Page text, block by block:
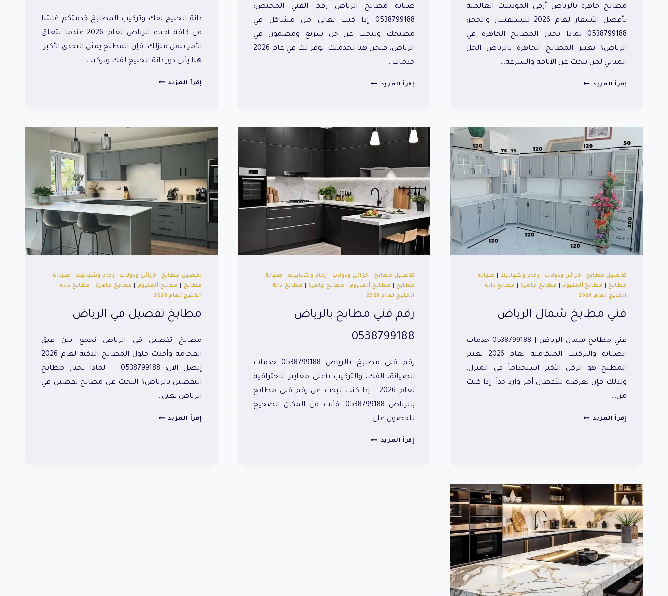
مطابخ جاهزة بالرياض أرقى الموديلات العالمية
بأفضل الأسعار لعام 2026 للاستفسار والحجز:
0538799188 لماذا تختار المطابخ الجاهزة في
الرياض؟ تعتبر المطابخ الجاهزة بالرياض الحل
المثالي لمن يبحث عن الأناقة والسرعة…
إقرأ المزيد مطابخ
صيانة مطابخ الرياض رقم الفني المختص:
0538799188 إذا كنت تعاني من مشاكل في
مطبخك وتبحث عن حل سريع ومضمون في
الرياض، فنحن هنا لخدمتك. نوفر لك في عام 2026
خدمات…
إقرأ المزيد صيانة
دانة الخليج لفك وتركيب المطابخ خدمتكم غايتنا
في كافة أحياء الرياض لعام 2026 عندما يتعلق
الأمر بنقل منزلك، فإن المطبخ يمثل التحدي الأكبر.
هنا يأتي دور دانة الخليج لفك وتركيب…
إقرأ المزيد دانة
المطابخ
تفصيل مطابخ خزائن ودولاب رخام وشبابيك
صيانة
مطابخ| مطابخ ألمنيوم| مطابخ جاهزة|
مطابخ دانة
الخليج لعام 2026
فني مطابخ شمال الرياض
فني مطابخ شمال الرياض | 0538799188 خدمات
الصيانة والتركيب المتكاملة لعام 2026 يعتبر
المطبخ هو الركن الأكثر استخداماً في المنزل،
ولذلك فإن تعرضه للأعطال أمر وارد جداً. إذا كنت
من…
إقرأ المزيد فني
تفصيل مطابخ خزائن ودولاب رخام وشبابيك|
صيانة
مطابخ
مطابخ ألمنيوم مطابخ جاهزة|
مطابخ دانة
الخليج لعام 2026
رقم فني مطابخ بالرياض
0538799188
رقم فني مطابخ بالرياض 0538799188 خدمات
الصيانة، الفك، والتركيب بأعلى معايير الاحترافية
لعام 2026 إذا كنت تبحث عن رقم فني مطابخ
بالرياض 0538799188، فأنت في المكان الصحيح
للحصول على…
إقرأ المزيد رقم
تفصيل مطابخ| خزائن ودولاب| رخام وشبابيك
صيانة
مطابخ
مطابخ ألمنيوم مطابخ جاهزة
مطابخ دانة
الخليج لعام 2026
مطابخ تفصيل في الرياض
مطابخ تفصيل في الرياض نجمع بين عبق
الفخامة وأحدث حلول المطابخ الذكية لعام 2026
إتصل الآن: 0538799188 لماذا تختار مطابخ
التفصيل بالرياض؟ البحث عن مطابخ تفصيل في
الرياض يعني…
إقرأ المزيد مطابخ